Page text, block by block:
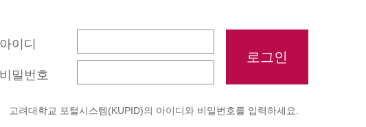
아이디
비밀번호
고려대학교 포털시스템(KUPID)의 아이디와 비밀번호를 입력하세요.